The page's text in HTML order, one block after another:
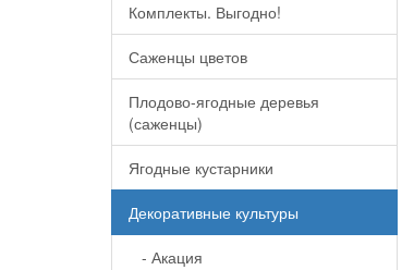
Комплекты. Выгодно!
Саженцы цветов
Плодово-ягодные деревья
(саженцы)
Ягодные кустарники
Декоративные культуры
- Акация